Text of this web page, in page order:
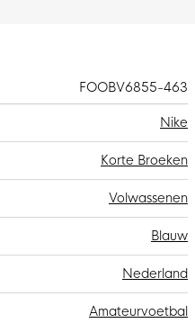
FOOBV6855-463
Nike
Korte Broeken
Volwassenen
Blauw
Nederland
Amateurvoetbal